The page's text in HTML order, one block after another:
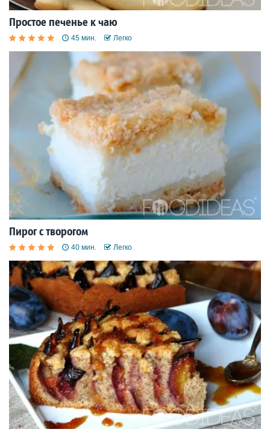
Простое печенье к чаю
45 мин. Легко
Пирог с творогом
40 мин. Легко